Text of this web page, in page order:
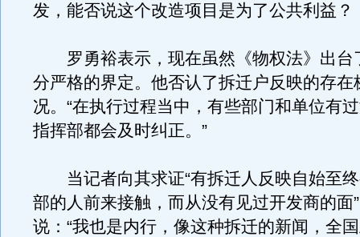
发，能否说这个改造项目是为了公共利益？
罗勇裕表示，现在虽然《物权法》出台
分严格的界定。他否认了拆迁户反映的存在
况。“在执行过程当中，有些部门和单位有
指挥部都会及时纠正。”
当记者向其求证“有拆迁人反映自始至终
部的人前来接触，而从没有见过开发商的面
说：“我也是内行，像这种拆迁的新闻，全